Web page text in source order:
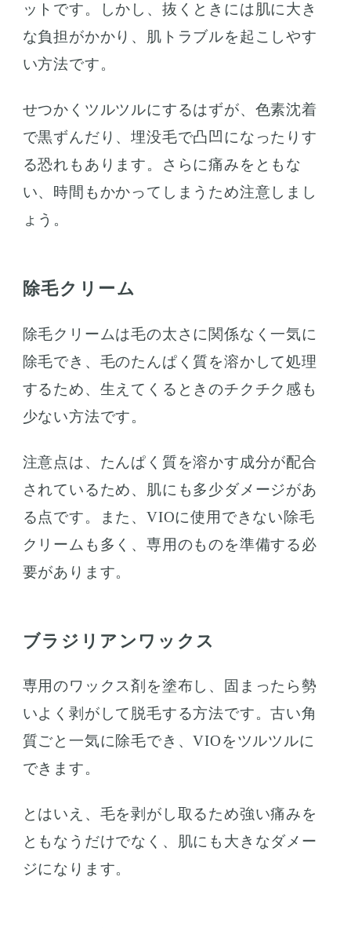
ットです。しかし、抜くときには肌に大き
な負担がかかり、肌トラブルを起こしやす
い方法です。
せつかくツルツルにするはずが、色素沈着
で黒ずんだり、埋没毛で凸凹になったりす
る恐れもあります。さらに痛みをともな
い、時間もかかってしまうため注意しまし
ょう。
除毛クリーム
除毛クリームは毛の太さに関係なく一気に
除毛でき、毛のたんぱく質を溶かして処理
するため、生えてくるときのチクチク感も
少ない方法です。
注意点は、たんぱく質を溶かす成分が配合
されているため、肌にも多少ダメージがあ
る点です。また、VIOに使用できない除毛
クリームも多く、専用のものを準備する必
要があります。
ブラジリアンワックス
専用のワックス剤を塗布し、固まったら勢
いよく剥がして脱毛する方法です。古い角
質ごと一気に除毛でき、VIOをツルツルに
できます。
とはいえ、毛を剥がし取るため強い痛みを
ともなうだけでなく、肌にも大きなダメー
ジになります。